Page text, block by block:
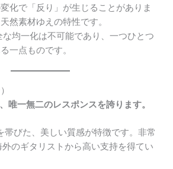
化で「反り」が生じることがありま
然素材ゆえの特性です。
な均一化は不可能であり、一つひとつ
一点ものです。
唯一無二のレスポンスを誇ります。
帯びた、美しい質感が特徴です。非常
のギタリストから高い支持を得てい